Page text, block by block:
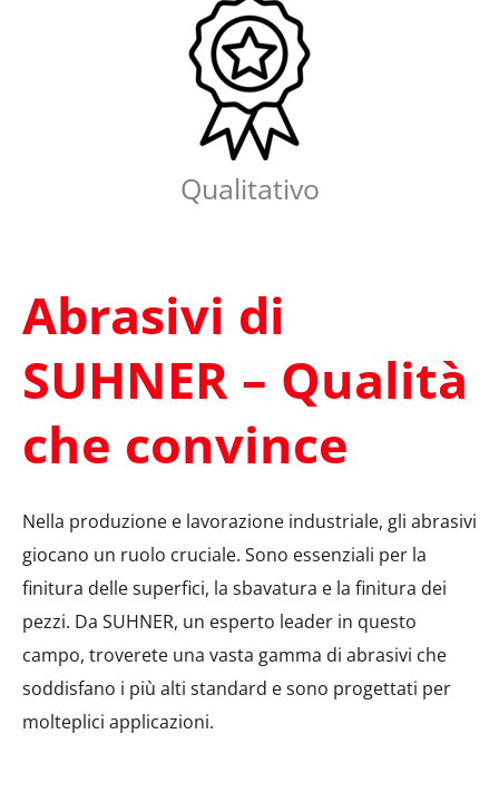
Qualitativo
Abrasivi di
SUHNER – Qualità
che convince
Nella produzione e lavorazione industriale, gli abrasivi
giocano un ruolo cruciale. Sono essenziali per la
finitura delle superfici, la sbavatura e la finitura dei
pezzi. Da SUHNER, un esperto leader in questo
campo, troverete una vasta gamma di abrasivi che
soddisfano i più alti standard e sono progettati per
molteplici applicazioni.